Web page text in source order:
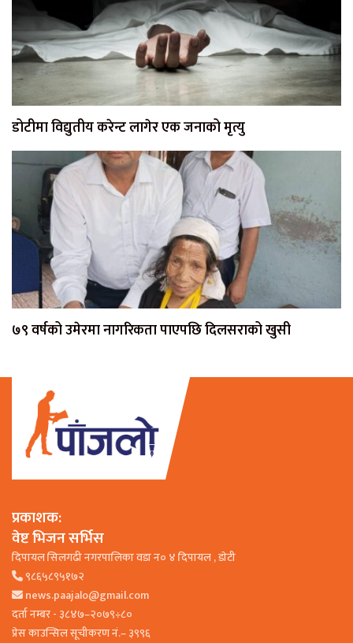
डोटीमा विद्युतीय करेन्ट लागेर एक जनाको मृत्यु
७९ वर्षको उमेरमा नागरिकता पाएपछि दिलसराको खुसी
प्रकाशक:
वेष्ट भिजन सर्भिस
दिपायल सिलगढी नगरपालिका वडा न० ४ दिपायल , डाेटी
९८६५८९५१७२
news.paajalo@gmail.com
दर्ता नम्बर - ३८४७–२०७९÷८०
प्रेस काउन्सिल सूचीकरण नं.– ३९९६